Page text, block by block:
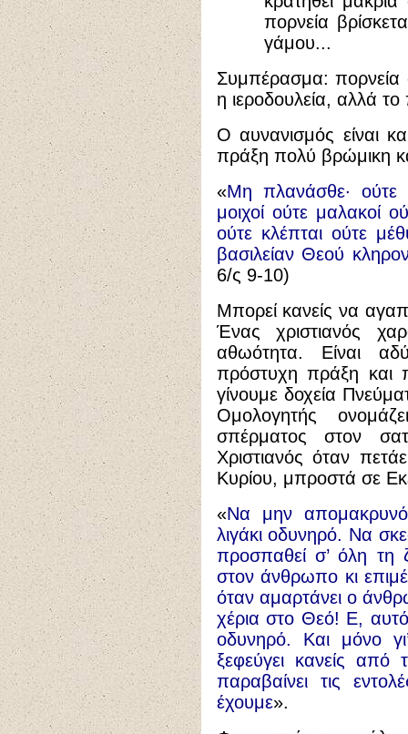
πορνεία
γάμου...
Συμπέρασμα: πορνεία
η ιεροδουλεία, αλλά
Ο αυνανισμός είναι
πράξη πολύ βρώμικη
«Μη πλανάσθε· ούτε
μοιχοί ούτε μαλακοί
ούτε κλέπται ούτε
βασιλείαν Θεού
6/ς 9-10)
Μπορεί κανείς να
Ένας χριστιανός
αθωότητα. Είναι
πρόστυχη πράξη και
γίνουμε δοχεία
Ομολογητής
σπέρματος στον
Χριστιανός όταν
Κυρίου, μπροστά σε
«Να μην
λιγάκι οδυνηρό. Να
προσπαθεί σ’ όλη τη
στον άνθρωπο κι
όταν αμαρτάνει ο
χέρια στο Θεό! Ε,
οδυνηρό. Και μόνο
ξεφεύγει κανείς
παραβαίνει τις
έχουμε».